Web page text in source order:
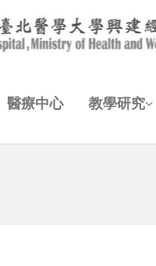
醫療中心 教學研究